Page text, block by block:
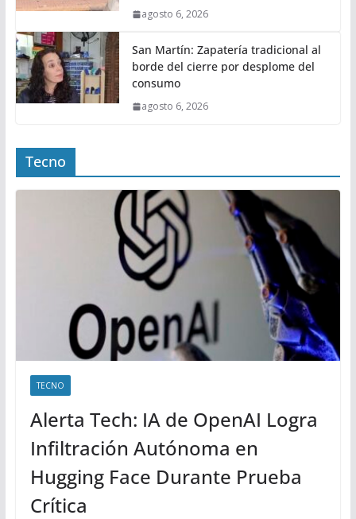
agosto 6, 2026
San Martín: Zapatería tradicional al
borde del cierre por desplome del
consumo
agosto 6, 2026
Tecno
TECNO
Alerta Tech: IA de OpenAI Logra
Infiltración Autónoma en
Hugging Face Durante Prueba
Crítica